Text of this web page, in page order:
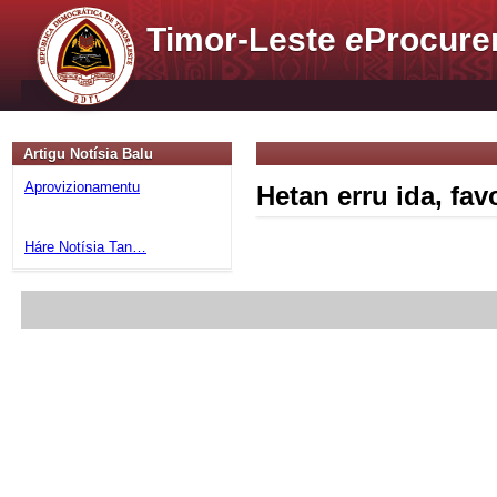
Timor-Lestee
Artigu Notísia Balu
Aprovizionamentu
Háre Notísia Tan…
Hetan erru ida,